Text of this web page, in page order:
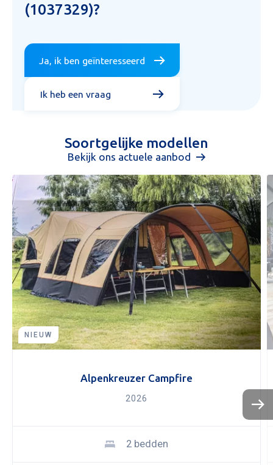
KOPEN
NIEUW
Aanvraag inruilvoorstel
(1037329)?
Ja, ik ben geïnteresseerd
Ik heb een vraag
Soortgelijke modellen
Bekijk ons actuele aanbod
NIEUW
Alpenkreuzer Campfire
2026
2 bedden